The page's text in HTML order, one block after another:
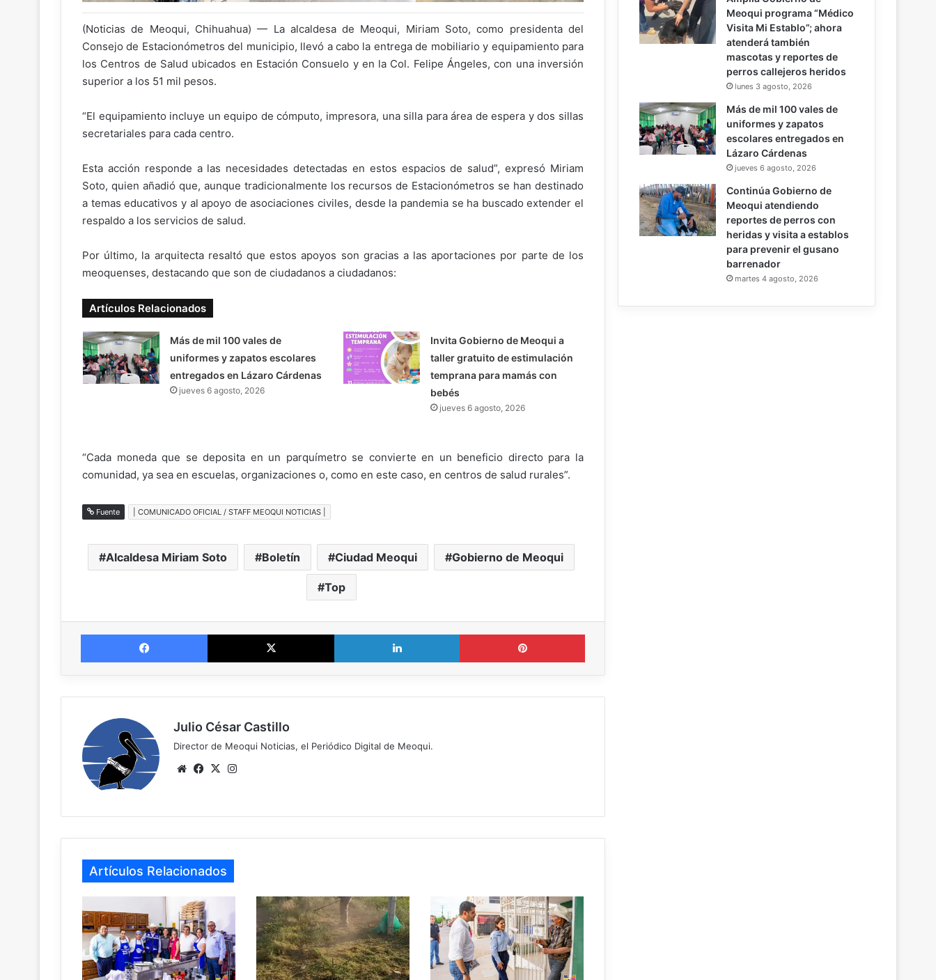
(Noticias de Meoqui, Chihuahua) — La alcaldesa de Meoqui, Miriam Soto, como presidenta del
Consejo de Estacionómetros del municipio, llevó a cabo la entrega de mobiliario y equipamiento para
los Centros de Salud ubicados en Estación Consuelo y en la Col. Felipe Ángeles, con una inversión
superior a los 51 mil pesos.
“El equipamiento incluye un equipo de cómputo, impresora, una silla para área de espera y dos sillas
secretariales para cada centro.
Esta acción responde a las necesidades detectadas en estos espacios de salud”, expresó Miriam
Soto, quien añadió que, aunque tradicionalmente los recursos de Estacionómetros se han destinado
a temas educativos y al apoyo de asociaciones civiles, desde la pandemia se ha buscado extender el
respaldo a los servicios de salud.
Por último, la arquitecta resaltó que estos apoyos son gracias a las aportaciones por parte de los
meoquenses, destacando que son de ciudadanos a ciudadanos:
Artículos Relacionados
Más de mil 100 vales de
uniformes y zapatos escolares
entregados en Lázaro Cárdenas
jueves 6 agosto, 2026
Invita Gobierno de Meoqui a
taller gratuito de estimulación
temprana para mamás con
bebés
jueves 6 agosto, 2026
“Cada moneda que se deposita en un parquímetro se convierte en un beneficio directo para la
comunidad, ya sea en escuelas, organizaciones o, como en este caso, en centros de salud rurales”.
Fuente | COMUNICADO OFICIAL / STAFF MEOQUI NOTICIAS |
Alcaldesa Miriam Soto Boletín Ciudad Meoqui Gobierno de Meoqui
Top
Facebook X LinkedIn Pinterest
Julio César Castillo
Director de Meoqui Noticias, el Periódico Digital de Meoqui.
WebsiteFacebook
X
Artículos Relacionados
Meoqui programa “Médico
Visita Mi Establo”; ahora
atenderá también
mascotas y reportes de
perros callejeros heridos
lunes 3 agosto, 2026
Más de mil 100 vales de
uniformes y zapatos
escolares entregados en
Lázaro Cárdenas
jueves 6 agosto, 2026
Continúa Gobierno de
Meoqui atendiendo
reportes de perros con
heridas y visita a establos
para prevenir el gusano
barrenador
martes 4 agosto, 2026